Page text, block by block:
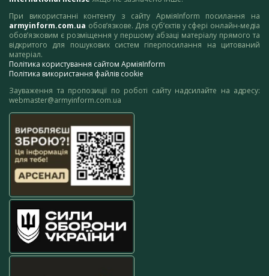
При використанні контенту з сайту АрміяInform посилання на
armyinform.com.ua обов’язкове. Для суб’єктів у сфері онлайн-медіа
обов’язковим є розміщення у першому абзаці матеріалу прямого та
відкритого для пошукових систем гіперпосилання на цитований
матеріал.
Політика користування сайтом АрміяInform
Політика використання файлів cookie
Зауваження та пропозиції по роботі сайту надсилайте на адресу:
webmaster@armyinform.com.ua